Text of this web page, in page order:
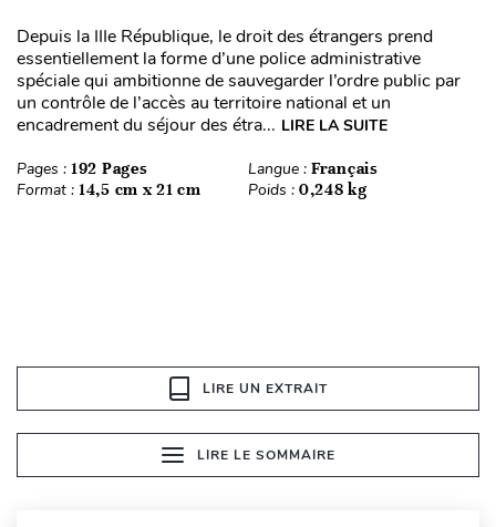
Depuis la IIIe République, le droit des étrangers prend
essentiellement la forme d’une police administrative
spéciale qui ambitionne de sauvegarder l’ordre public par
un contrôle de l’accès au territoire national et un
encadrement du séjour des étra... LIRE LA SUITE
Pages : 192 Pages Langue : Français
Format : 14,5 cm x 21 cm Poids : 0,248 kg
LIRE UN EXTRAIT
LIRE LE SOMMAIRE